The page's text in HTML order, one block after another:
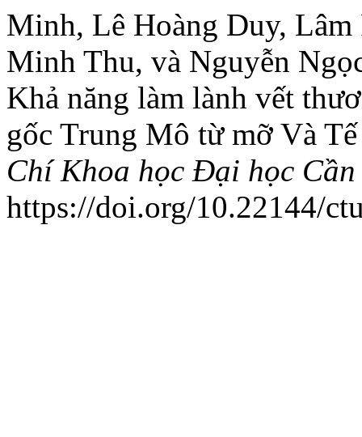
Minh, Lê Hoàng Duy,
Minh Thu, và Nguyễn
Khả năng làm lành vết
gốc Trung Mô từ mỡ Và
Chí Khoa học Đại học
https://doi.org/10.22144/